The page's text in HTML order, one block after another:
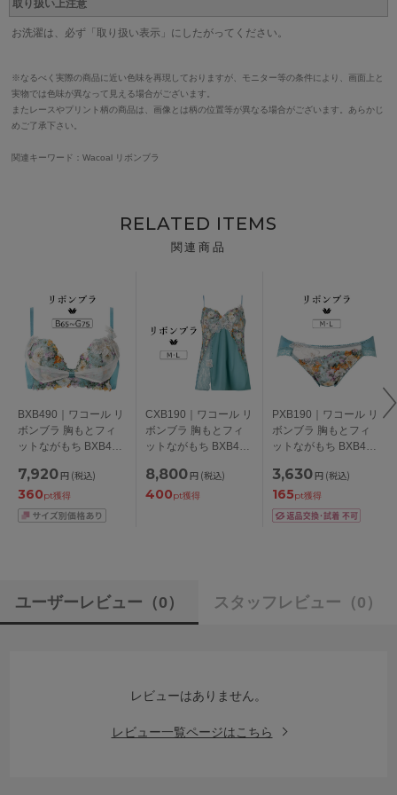
取り扱い上注意
お洗濯は、必ず「取り扱い表示」にしたがってください。
※なるべく実際の商品に近い色味を再現しておりますが、モニター等の条件により、画面上と
実物では色味が異なって見える場合がございます。
またレースやプリント柄の商品は、画像とは柄の位置等が異なる場合がございます。あらかじ
めご了承下さい。
関連キーワード：Wacoal リボンブラ
RELATED ITEMS
関連商品
BXB490｜ワコール リ
ボンブラ 胸もとフィ
ットながもち BXB490
単品 BCDEFGカップ
アンダー65/70/75cm
7,920 円 (税込)
360pt獲得
CXB190｜ワコール リ
ボンブラ 胸もとフィ
ットながもち BXB490
ル M/L
8,800 円 (税込)
400pt獲得
PXB190｜ワコール リ
ボンブラ 胸もとフィ
ットながもち BXB490
ドショーツ M/L
3,630 円 (税込)
165pt獲得
ユーザーレビュー （0） スタッフレビュー （0）
レビューはありません。
レビュー一覧ページはこちら